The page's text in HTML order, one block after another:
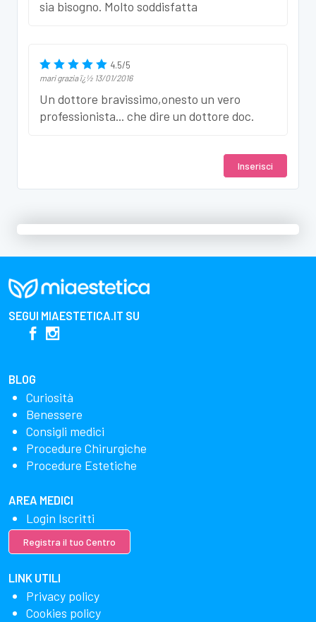
sia bisogno. Molto soddisfatta
4.5/5
mari graziaï¿½ 13/01/2016
Un dottore bravissimo,onesto un vero
professionista... che dire un dottore doc.
Inserisci
SEGUI MIAESTETICA.IT SU
BLOG
Curiosità
Benessere
Consigli medici
Procedure Chirurgiche
Procedure Estetiche
AREA MEDICI
Login Iscritti
Registra il tuo Centro
LINK UTILI
Privacy policy
Cookies policy